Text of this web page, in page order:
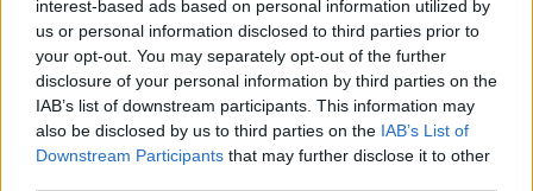
interest-based ads based on personal information utilized by
us or personal information disclosed to third parties prior to
your opt-out. You may separately opt-out of the further
disclosure of your personal information by third parties on the
IAB’s list of downstream participants. This information may
also be disclosed by us to third parties on the IAB’s List of
Downstream Participants that may further disclose it to other